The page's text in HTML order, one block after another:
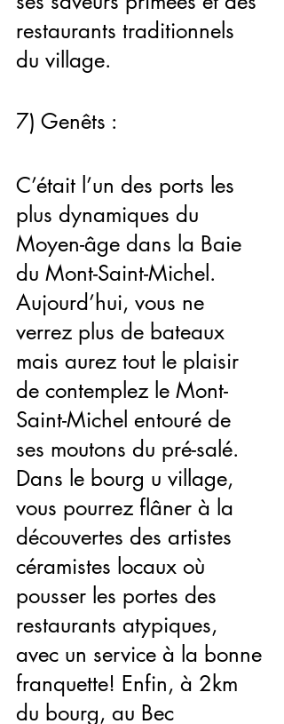
restaurants traditionnels
du village.
7) Genêts :
C’était l’un des ports les
plus dynamiques du
Moyen-âge dans la Baie
du Mont-Saint-Michel.
Aujourd’hui, vous ne
verrez plus de bateaux
mais aurez tout le plaisir
de contemplez le Mont-
Saint-Michel entouré de
ses moutons du pré-salé.
Dans le bourg u village,
vous pourrez flâner à la
découvertes des artistes
céramistes locaux où
pousser les portes des
restaurants atypiques,
avec un service à la bonne
franquette! Enfin, à 2km
du bourg, au Bec